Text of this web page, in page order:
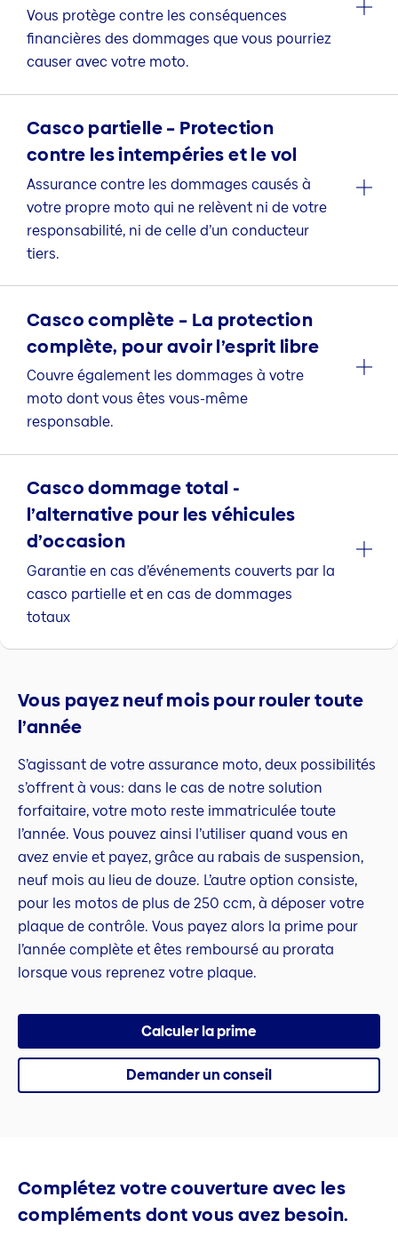
Vous protège contre les conséquences
financières des dommages que vous pourriez
causer avec votre moto.
Casco partielle – Protection
contre les intempéries et le vol
Assurance contre les dommages causés à
votre propre moto qui ne relèvent ni de votre
responsabilité, ni de celle d’un conducteur
tiers.
Casco complète – La protection
complète, pour avoir l’esprit libre
Couvre également les dommages à votre
moto dont vous êtes vous-même
responsable.
Casco dommage total -
l’alternative pour les véhicules
d’occasion
Garantie en cas d’événements couverts par la
casco partielle et en cas de dommages
totaux
Vous payez neuf mois pour rouler toute
l’année
S’agissant de votre assurance moto, deux possibilités
s’offrent à vous: dans le cas de notre solution
forfaitaire, votre moto reste immatriculée toute
l’année. Vous pouvez ainsi l’utiliser quand vous en
avez envie et payez, grâce au rabais de suspension,
neuf mois au lieu de douze. L’autre option consiste,
pour les motos de plus de 250 ccm, à déposer votre
plaque de contrôle. Vous payez alors la prime pour
l’année complète et êtes remboursé au prorata
lorsque vous reprenez votre plaque.
Calculer la prime
Demander un conseil
Complétez votre couverture avec les
compléments dont vous avez besoin.